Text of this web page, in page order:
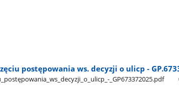
postępowania ws. decyzji o ulicp -
​_GP673372025.pdf